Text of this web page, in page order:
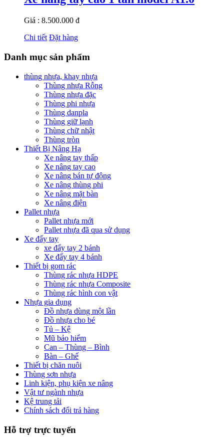
Giá : 8.500.000 đ
Chi tiết Đặt hàng
Danh mục sản phẩm
thùng nhựa, khay nhựa
Thùng nhựa Rỗng
Thùng nhựa đặc
Thùng phi nhựa
Thùng danpla
Thùng giữ lạnh
Thùng chữ nhật
Thùng tròn
Thiết Bị Nâng Hạ
Xe nâng tay thấp
Xe nâng tay cao
Xe nâng bán tự động
Xe nâng thùng phi
Xe nâng mặt bàn
Xe nâng điện
Pallet nhựa
Pallet nhựa mới
Pallet nhựa đã qua sử dụng
Xe đẩy tay
xe đẩy tay 2 bánh
Xe đẩy tay 4 bánh
Thiết bị gom rác
Thùng rác nhựa HDPE
Thùng rác nhựa Composite
Thùng rác hình con vật
Nhựa gia dụng
Đồ nhựa dùng một lần
Đồ nhựa cho bé
Tủ – Kệ
Mũ bảo hiểm
Can – Thùng – Bình
Bàn – Ghế
Thiết bị chăn nuôi
Thùng sơn nhựa
Linh kiện, phụ kiện xe nâng
Vật tư ngành nhựa
Kệ trung tải
Chính sách đổi trả hàng
Hỗ trợ trực tuyến